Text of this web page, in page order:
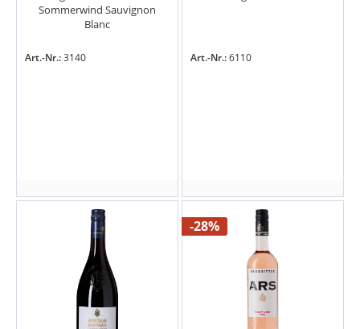
Sommerwind Sauvignon
Blanc
Art.-Nr.:3140 Art.-Nr.:6110
-28%